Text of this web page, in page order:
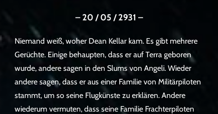
– 20 / 05 / 2931 –
Niemand weiß, woher Dean Kellar kam. Es gibt mehrere
Gerüchte. Einige behaupten, dass er auf Terra geboren
wurde, andere sagen in den Slums von Angeli. Wieder
andere sagen, dass er aus einer Familie von Militärpiloten
stammt, um so seine Flugkünste zu erklären. Andere
wiederum vermuten, dass seine Familie Frachterpiloten